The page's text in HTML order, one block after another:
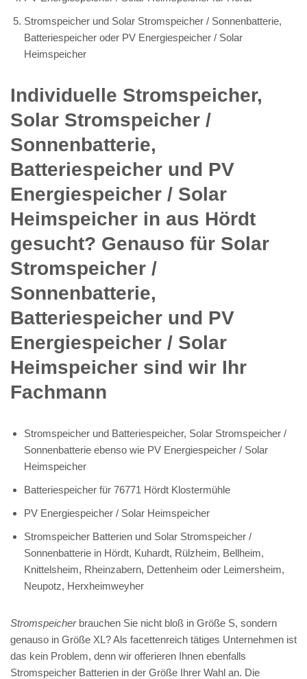
Stromspeicher und Solar Stromspeicher / Sonnenbatterie,
Batteriespeicher oder PV Energiespeicher / Solar
Heimspeicher
Individuelle Stromspeicher,
Solar Stromspeicher /
Sonnenbatterie,
Batteriespeicher und PV
Energiespeicher / Solar
Heimspeicher in aus Hördt
gesucht? Genauso für Solar
Stromspeicher /
Sonnenbatterie,
Batteriespeicher und PV
Energiespeicher / Solar
Heimspeicher sind wir Ihr
Fachmann
Stromspeicher und Batteriespeicher, Solar Stromspeicher /
Sonnenbatterie ebenso wie PV Energiespeicher / Solar
Heimspeicher
Batteriespeicher für 76771 Hördt Klostermühle
PV Energiespeicher / Solar Heimspeicher
Stromspeicher Batterien und Solar Stromspeicher /
Sonnenbatterie in Hördt, Kuhardt, Rülzheim, Bellheim,
Knittelsheim, Rheinzabern, Dettenheim oder Leimersheim,
Neupotz, Herxheimweyher
Stromspeicherbrauchen Sie nicht bloß in Größe S, sondern
genauso in Größe XL? Als facettenreich tätiges Unternehmen ist
das kein Problem, denn wir offerieren Ihnen ebenfalls
Stromspeicher Batterien in der Größe Ihrer Wahl an. Die